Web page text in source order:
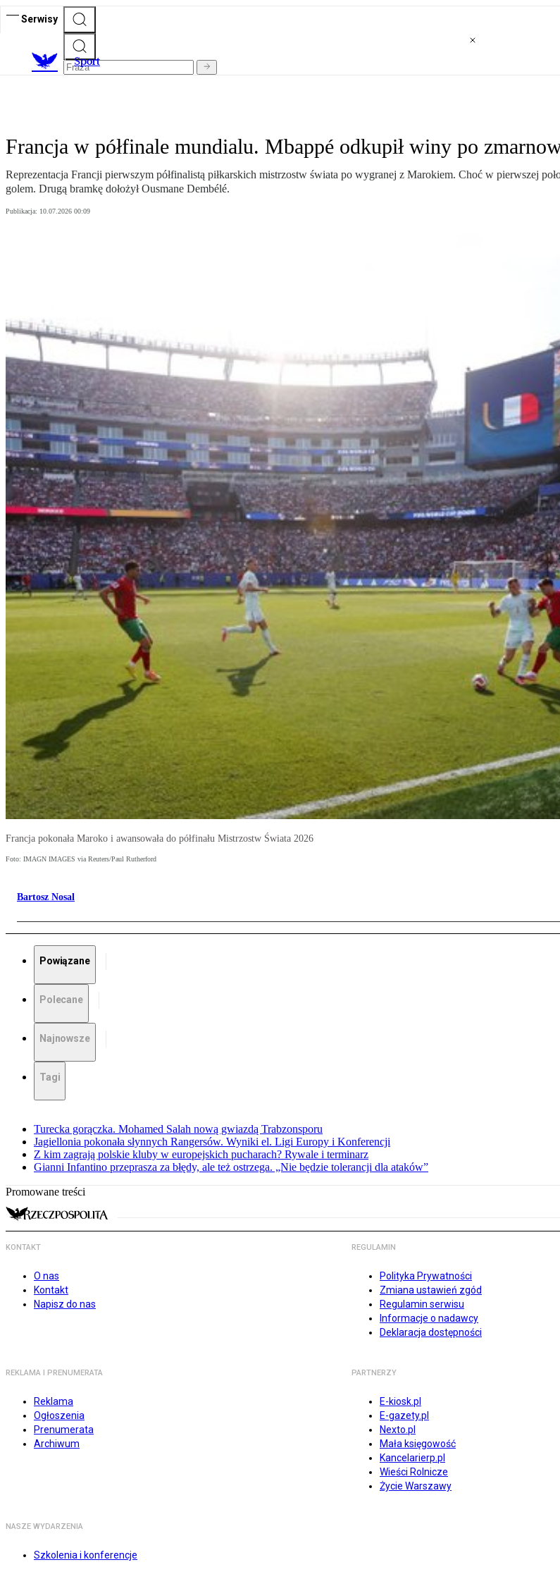
Serwisy
Sport
Francja w półfinale mundialu. Mbappé odkupił winy po
Reprezentacja Francji pierwszym półfinalistą piłkarskich mistrzostw świata po wygranej z Marokiem. Choć w pierwszej
golem. Drugą bramkę dołożył Ousmane Dembélé.
Publikacja: 10.07.2026 00:09
Francja pokonała Maroko i awansowała do półfinału Mistrzostw Świata 2026
Foto: IMAGN IMAGES via Reuters/Paul Rutherford
Bartosz Nosal
Powiązane
Polecane
Najnowsze
Tagi
Turecka gorączka. Mohamed Salah nową gwiazdą Trabzonsporu
Jagiellonia pokonała słynnych Rangersów. Wyniki el. Ligi Europy i Konferencji
Z kim zagrają polskie kluby w europejskich pucharach? Rywale i terminarz
Gianni Infantino przeprasza za błędy, ale też ostrzega. „Nie będzie tolerancji dla ataków”
Promowane treści
KONTAKT
O nas
Kontakt
Napisz do nas
REGULAMIN
Polityka Prywatności
Zmiana ustawień zgód
Regulamin serwisu
Informacje o nadawcy
Deklaracja dostępności
REKLAMA I PRENUMERATA
Reklama
Ogłoszenia
Prenumerata
Archiwum
PARTNERZY
E-kiosk.pl
E-gazety.pl
Nexto.pl
Mała księgowość
Kancelarierp.pl
Wieści Rolnicze
Życie Warszawy
NASZE WYDARZENIA
Szkolenia i konferencje